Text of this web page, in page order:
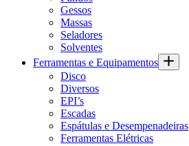
Gessos
Massas
Seladores
Solventes
Ferramentas e Equipamentos
Disco
Diversos
EPI’s
Escadas
Espátulas e Desempenadeiras
Ferramentas Elétricas